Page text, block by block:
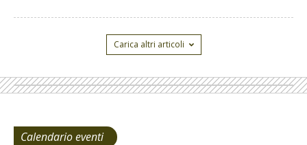
Carica altri articoli
Calendario eventi